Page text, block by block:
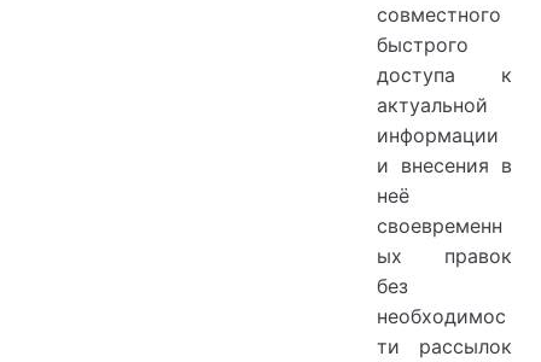
совместного
быстрого
доступа к
актуальной
информации
и внесения в
неё
своевременн
ых правок
без
необходимос
ти рассылок